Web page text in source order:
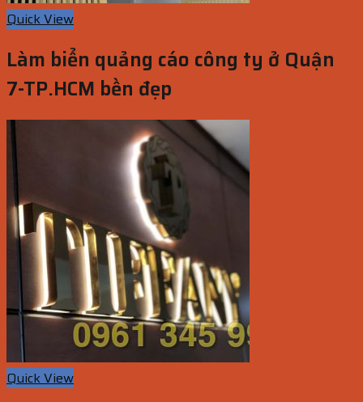
Quick View
Làm biển quảng cáo công ty ở Quận
7-TP.HCM bền đẹp
Quick View